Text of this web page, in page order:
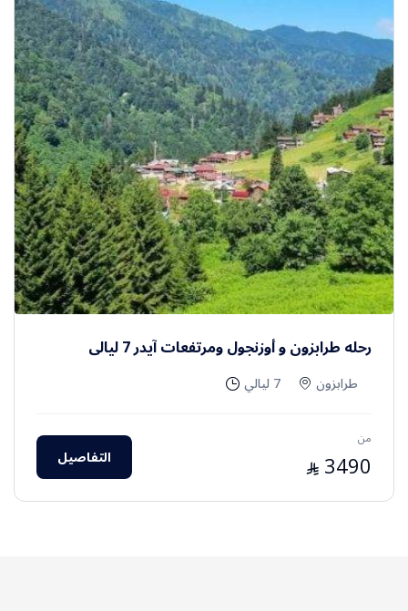
رحله طرابزون و أوزنجول ومرتفعات آيدر 7 ليالى
طرابزون 7 ليالي
من
3490
⃁ التفاصيل